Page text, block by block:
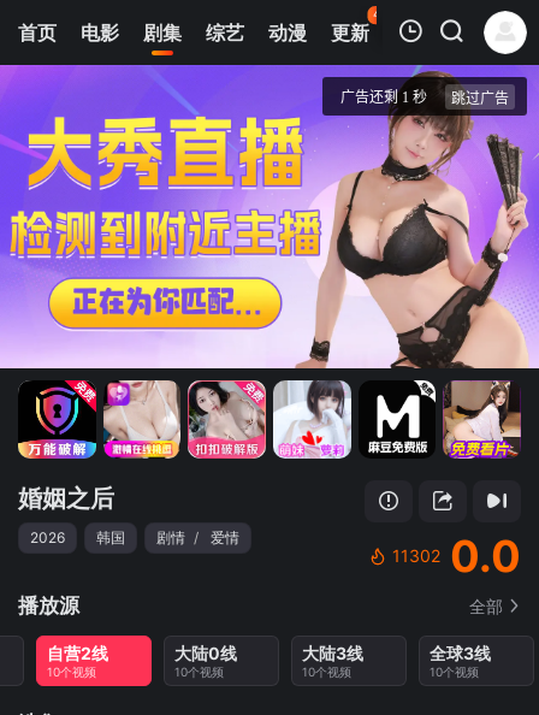
首页 电影 剧集 综艺 动漫 更新
45
热榜 APP
我的观影记录
婚姻之后
清空
婚姻之后
2026 韩国 剧情 / 爱情
11302 0.0
播放源 全部
自营2线
10个视频
大陆0线
10个视频
大陆3线
10个视频
全球3线
10个视频